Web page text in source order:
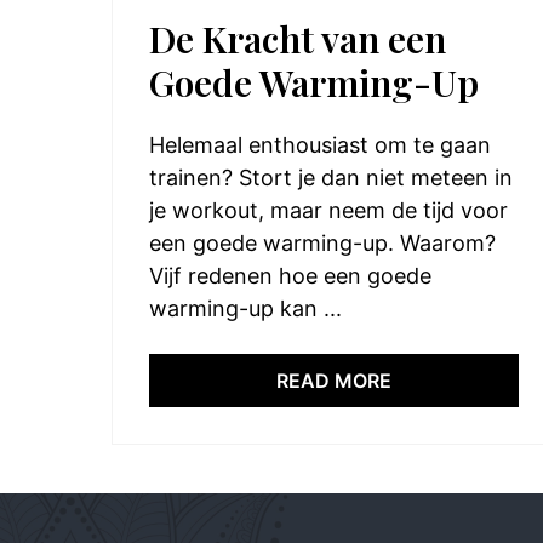
De Kracht van een
Goede Warming-Up
Helemaal enthousiast om te gaan
trainen? Stort je dan niet meteen in
je workout, maar neem de tijd voor
een goede warming-up. Waarom?
Vijf redenen hoe een goede
warming-up kan ...
READ MORE